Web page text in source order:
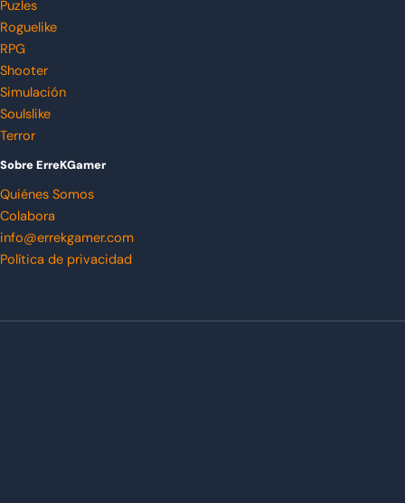
Puzles
Roguelike
RPG
Shooter
Simulación
Soulslike
Terror
Sobre ErreKGamer
Quiénes Somos
Colabora
info@errekgamer.com
Política de privacidad